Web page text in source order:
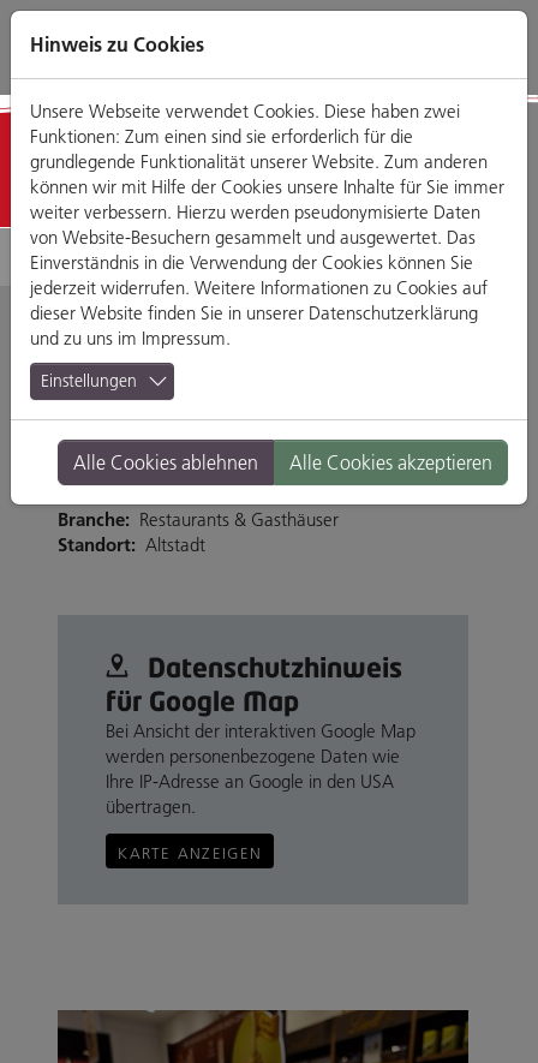
Direkt
zum
Zum
Hauptmenü
Zum
Footermenü
Zur
Website-
Detailansicht
McDonald's
Maximilianstraße
Maximilianstraße 29, 93047 Regensburg
Branche: Restaurants & Gasthäuser
Standort: Altstadt
Datenschutz­hinweis
für Google Map
Bei Ansicht der interaktiven Google Map
werden personenbezogene Daten wie
Ihre IP-Adresse an Google in den USA
übertragen.
KARTE ANZEIGEN
Hinweis zu Cookies
Unsere Webseite verwendet Cookies. Diese haben zwei
Funktionen: Zum einen sind sie erforderlich für die
grundlegende Funktionalität unserer Website. Zum anderen
können wir mit Hilfe der Cookies unsere Inhalte für Sie immer
weiter verbessern. Hierzu werden pseudonymisierte Daten
von Website-Besuchern gesammelt und ausgewertet. Das
Einverständnis in die Verwendung der Cookies können Sie
jederzeit widerrufen. Weitere Informationen zu Cookies auf
dieser Website finden Sie in unserer Datenschutzerklärung
und zu uns im Impressum.
Einstellungen
Alle Cookies ablehnen Alle Cookies akzeptieren